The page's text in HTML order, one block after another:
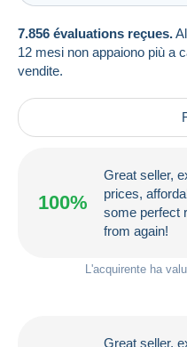
7.856 évaluations reçues.
12 mesi non appaiono più a
vendite.
100%
Great seller,
prices,
some perfect
from again!
L'acquirente ha
Great seller,